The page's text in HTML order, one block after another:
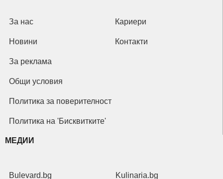
За нас Кариери
Новини Контакти
За реклама
Общи условия
Политика за поверителност
Политика на 'Бисквитките'
МЕДИИ
Bulevard.bg Kulinaria.bg